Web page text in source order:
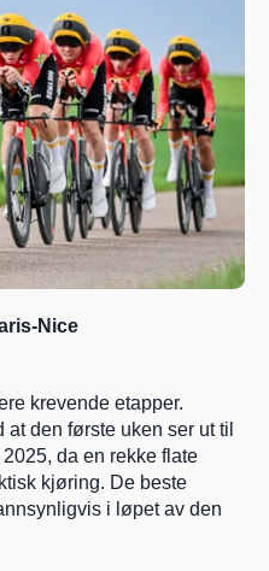
krevende etapper.
den første uken ser ut til
da en rekke flate
kjøring. De beste
i løpet av den